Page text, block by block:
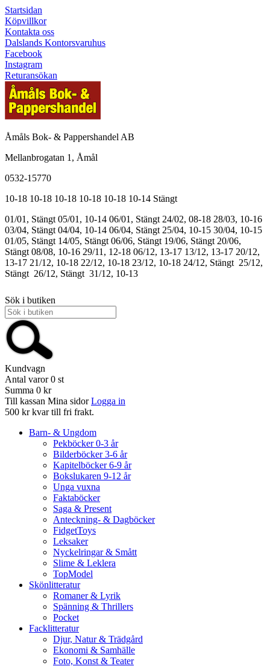
Startsidan
Köpvillkor
Kontakta oss
Dalslands Kontorsvaruhus
Facebook
Instagram
Returansökan
Åmåls Bok- & Pappershandel AB
Mellanbrogatan 1, Åmål
0532-15770
10-18 10-18 10-18 10-18 10-18 10-14 Stängt
01/01, Stängt 05/01, 10-14 06/01, Stängt 24/02, 08-18 28/03, 10-16
03/04, Stängt 04/04, 10-14 06/04, Stängt 25/04, 10-15 30/04, 10-15
01/05, Stängt 14/05, Stängt 06/06, Stängt 19/06, Stängt 20/06,
Stängt 08/08, 10-16 29/11, 12-18 06/12, 13-17 13/12, 13-17 20/12,
13-17 21/12, 10-18 22/12, 10-18 23/12, 10-18 24/12, Stängt 25/12,
Stängt 26/12, Stängt 31/12, 10-13
Sök i butiken
Kundvagn
Antal varor 0 st
Summa 0 kr
Till kassan Mina sidor Logga in
500 kr kvar till fri frakt.
Barn- & Ungdom
Pekböcker 0-3 år
Bilderböcker 3-6 år
Kapitelböcker 6-9 år
Bokslukaren 9-12 år
Unga vuxna
Faktaböcker
Saga & Present
Anteckning- & Dagböcker
FidgetToys
Leksaker
Nyckelringar & Smått
Slime & Leklera
TopModel
Skönlitteratur
Romaner & Lyrik
Spänning & Thrillers
Pocket
Facklitteratur
Djur, Natur & Trädgård
Ekonomi & Samhälle
Foto, Konst & Teater